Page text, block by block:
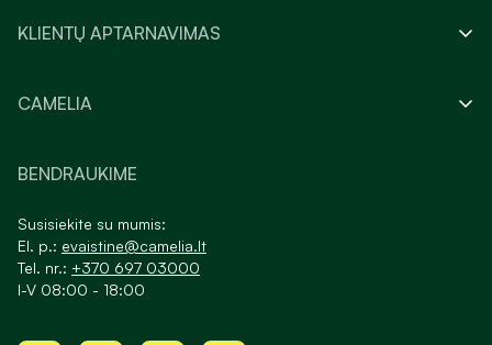
KLIENTŲ APTARNAVIMAS
CAMELIA
BENDRAUKIME
Susisiekite su mumis:
El. p.: evaistine@camelia.lt
Tel. nr.: +370 697 03000
I-V 08:00 - 18:00